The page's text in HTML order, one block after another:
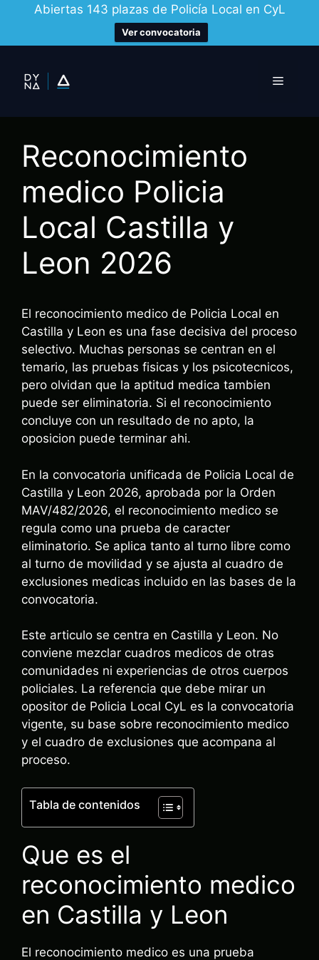
Abiertas 143 plazas de Policía Local en CyL
Ver convocatoria
contenido
Menú
Reconocimiento
medico Policia
Local Castilla y
Leon 2026
El reconocimiento medico de Policia Local en
Castilla y Leon es una fase decisiva del proceso
selectivo. Muchas personas se centran en el
temario, las pruebas fisicas y los psicotecnicos,
pero olvidan que la aptitud medica tambien
puede ser eliminatoria. Si el reconocimiento
concluye con un resultado de no apto, la
oposicion puede terminar ahi.
En la convocatoria unificada de Policia Local de
Castilla y Leon 2026, aprobada por la Orden
MAV/482/2026, el reconocimiento medico se
regula como una prueba de caracter
eliminatorio. Se aplica tanto al turno libre como
al turno de movilidad y se ajusta al cuadro de
exclusiones medicas incluido en las bases de la
convocatoria.
Este articulo se centra en Castilla y Leon. No
conviene mezclar cuadros medicos de otras
comunidades ni experiencias de otros cuerpos
policiales. La referencia que debe mirar un
opositor de Policia Local CyL es la convocatoria
vigente, su base sobre reconocimiento medico
y el cuadro de exclusiones que acompana al
proceso.
Tabla de contenidos
Que es el
reconocimiento medico
en Castilla y Leon
El reconocimiento medico es una prueba